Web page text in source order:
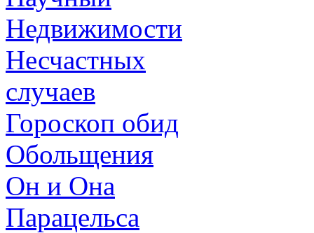
Недвижимости
Несчастных
случаев
Гороскоп обид
Обольщения
Он и Она
Парацельса